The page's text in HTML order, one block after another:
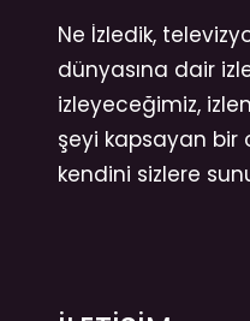
Ne İzledik,
dünyasına dair
izleyeceğimiz,
şeyi kapsayan bir
kendini sizlere